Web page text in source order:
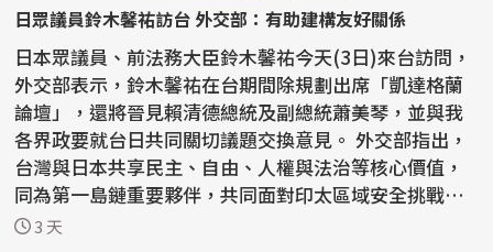
日眾議員鈴木馨祐訪台 外交部：有助建構友好關係
日本眾議員、前法務大臣鈴木馨祐今天(3日)來台訪問，
外交部表示，鈴木馨祐在台期間除規劃出席「凱達格蘭
論壇」，還將晉見賴清德總統及副總統蕭美琴，並與我
各界政要就台日共同關切議題交換意見。 外交部指出，
台灣與日本共享民主、自由、人權與法治等核心價值，
同為第一島鏈重要夥伴，共同面對印太區域安全挑戰與
全球...
3 天